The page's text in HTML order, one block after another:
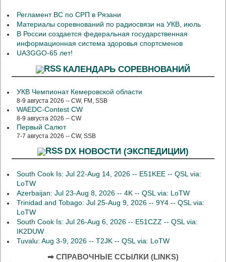
Регламент ВС по СРП в Рязани
Материалы соревнований по радиосвязи на УКВ, июль
В России создается федеральная государственная
информационная система здоровья спортсменов
UA3GGO-65 лет!
КАЛЕНДАРЬ СОРЕВНОВАНИЙ
УКВ Чемпионат Кемеровской области
8-9 августа 2026 -- CW, FM, SSB
WAEDC-Contest CW
8-9 августа 2026 -- CW
Первый Салют
7-7 августа 2026 -- CW, SSB
DX НОВОСТИ (ЭКСПЕДИЦИИ)
South Cook Is: Jul 22-Aug 14, 2026 -- E51KEE -- QSL via:
LoTW
Azerbaijan: Jul 23-Aug 8, 2026 -- 4K -- QSL via: LoTW
Trinidad and Tobago: Jul 25-Aug 9, 2026 -- 9Y4 -- QSL via:
LoTW
South Cook Is: Jul 26-Aug 6, 2026 -- E51CZZ -- QSL via:
IK2DUW
Tuvalu: Aug 3-9, 2026 -- T2JK -- QSL via: LoTW
➡ СПРАВОЧНЫЕ ССЫЛКИ (LINKS)